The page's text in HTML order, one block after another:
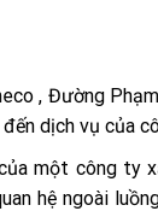
, Đường
dịch vụ của
một công ty
hệ ngoài